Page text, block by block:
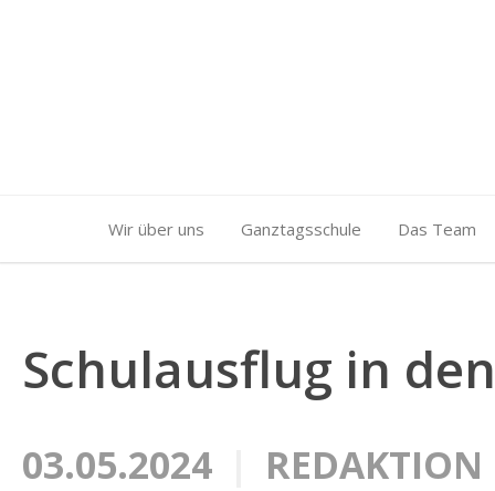
Wir über uns Ganztagsschule Das Team
Schulausflug in
03.05.2024